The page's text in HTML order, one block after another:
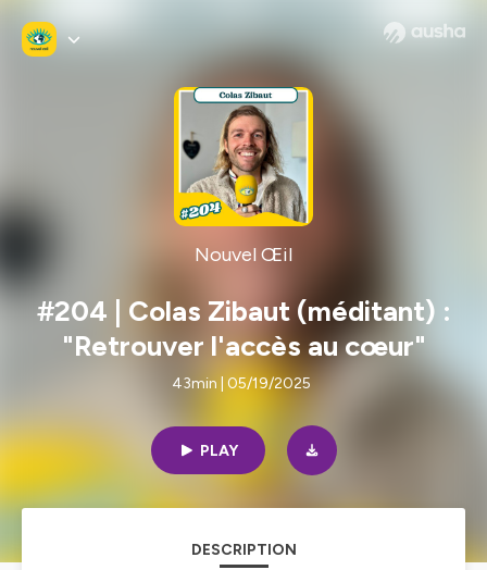
Nouvel Œil
#204 | Colas Zibaut (méditant) :
"Retrouver l'accès au cœur"
43min | 05/19/2025
PLAY
DESCRIPTION